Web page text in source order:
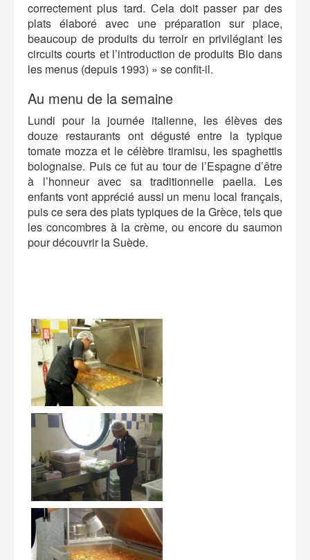
correctement plus tard. Cela doit passer par des
plats élaboré avec une préparation sur place,
beaucoup de produits du terroir en privilégiant les
circuits courts et l’introduction de produits Bio dans
les menus (depuis 1993) » se confit-il.
Au menu de la semaine
Lundi pour la journée italienne, les élèves des
douze restaurants ont dégusté entre la typique
tomate mozza et le célèbre tiramisu, les spaghettis
bolognaise. Puis ce fut au tour de l’Espagne d’être
à l’honneur avec sa traditionnelle paella. Les
enfants vont apprécié aussi un menu local français,
puis ce sera des plats typiques de la Grèce, tels que
les concombres à la crème, ou encore du saumon
pour découvrir la Suède.